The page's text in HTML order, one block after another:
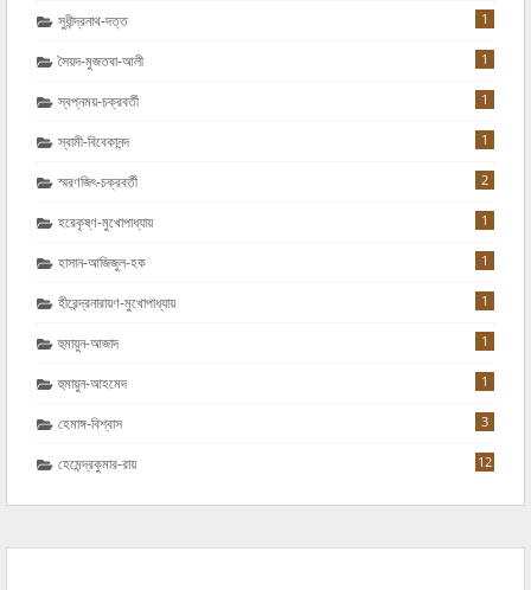
সুধীন্দ্রনাথ-দত্ত 1
সৈয়দ-মুজতবা-আলী 1
স্বপ্নময়-চক্রবর্তী 1
স্বামী-বিবেকানন্দ 1
স্মরণজিৎ-চক্রবর্তী 2
হরেকৃষ্ণ-মুখোপাধ্যায় 1
হাসান-আজিজুল-হক 1
হীরেন্দ্রনারায়ণ-মুখোপাধ্যায় 1
হুমায়ুন-আজাদ 1
হুমায়ুন-আহমেদ 1
হেমাঙ্গ-বিশ্বাস 3
হেমেন্দ্রকুমার-রায় 12